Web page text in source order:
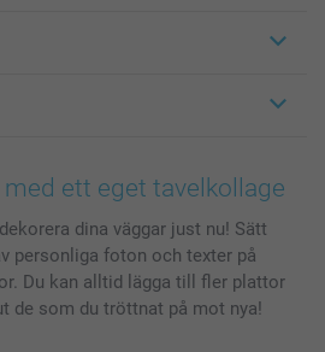
Fotohäftenett eget tavelkollage
dina väggar just nu! Sätt
personliga foton och texter på
Du kan alltid lägga till fler plattor
de som du tröttnat på mot nya!